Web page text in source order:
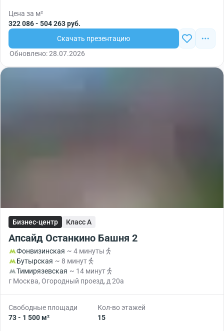
Цена за м²
322 086 - 504 263 руб.
Скачать презентацию
Обновлено: 28.07.2026
Бизнес-центр Класс A
Апсайд Останкино Башня 2
Фонвизинская ~ 4 минуты
Бутырская ~ 8 минут
Тимирязевская ~ 14 минут
г Москва, Огородный проезд, д 20а
Свободные площади
73 - 1 500 м²
Кол-во этажей
15